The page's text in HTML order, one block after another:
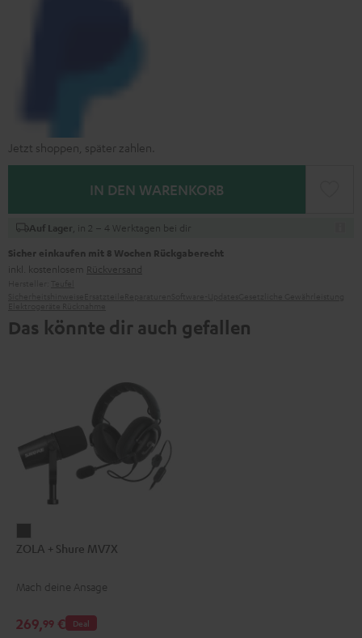
Jetzt shoppen, später zahlen.
IN DEN WARENKORB
Auf Lager , in 2 – 4 Werktagen bei dir
Sicher einkaufen mit 8 Wochen Rückgaberecht
inkl. kostenlosem Rückversand
Das könnte dir auch gefallen
+
MV7X
Gray
ZOLA + Shure MV7X
Mach deine Ansage
Deal
269,99 €